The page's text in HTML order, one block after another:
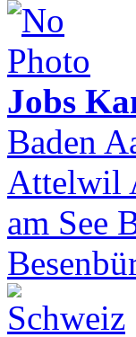
Jobs
Baden
Attelwil
am See